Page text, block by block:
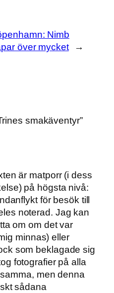
Nimb
över mycket
→
smakäventyr”
är matporr (i dess
på högsta nivå:
för besök till
noterad. Jag kan
om om det var
minnas) eller
som beklagade sig
fotografier på alla
men denna
sådana